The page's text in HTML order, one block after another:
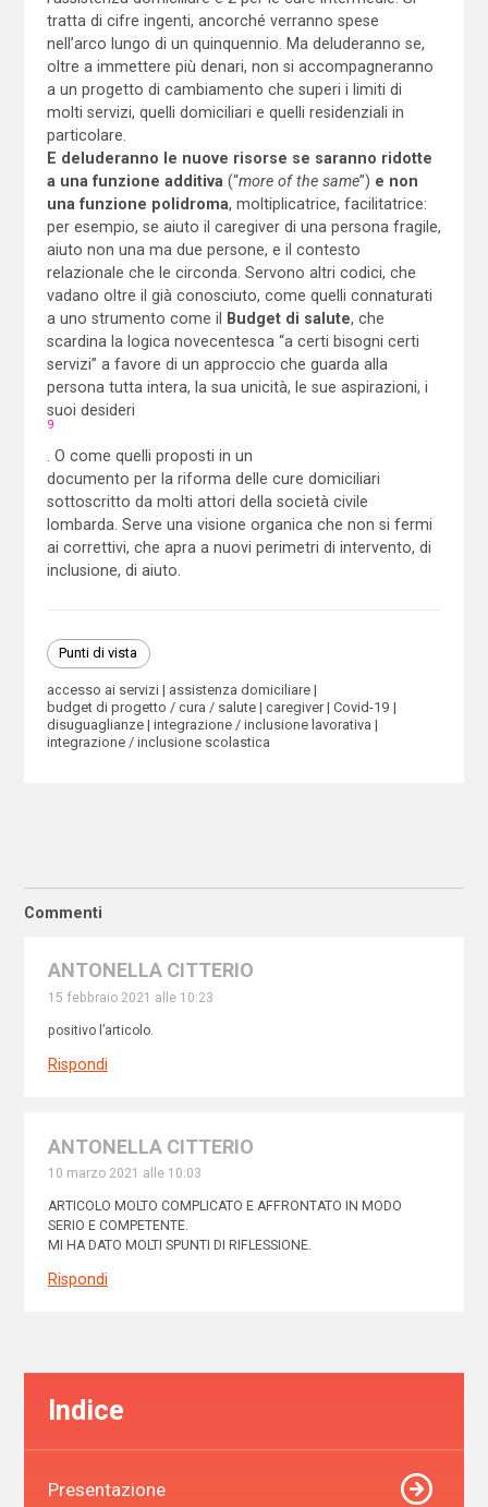
tratta di cifre ingenti, ancorché verranno spese
nell’arco lungo di un quinquennio. Ma deluderanno se,
oltre a immettere più denari, non si accompagneranno
a un progetto di cambiamento che superi i limiti di
molti servizi, quelli domiciliari e quelli residenziali in
particolare.
E deluderanno le nuove risorse se saranno ridotte
a una funzione additiva (“more of the same”) e non
una funzione polidroma, moltiplicatrice, facilitatrice:
per esempio, se aiuto il caregiver di una persona fragile,
aiuto non una ma due persone, e il contesto
relazionale che le circonda. Servono altri codici, che
vadano oltre il già conosciuto, come quelli connaturati
a uno strumento come il
Budget di salute, che
scardina la logica novecentesca “a certi bisogni certi
servizi” a favore di un approccio che guarda alla
persona tutta intera, la sua unicità, le sue aspirazioni, i
suoi desideri
9
. O come quelli proposti in un
documento per la riforma delle cure domiciliari
sottoscritto da molti attori della società civile
lombarda. Serve una visione organica che non si fermi
ai correttivi, che apra a nuovi perimetri di intervento, di
inclusione, di aiuto.
Punti di vista
accesso ai servizi
assistenza domiciliare
budget di progetto / cura / salute
caregiver
Covid-19
disuguaglianze
integrazione / inclusione lavorativa
integrazione / inclusione scolastica
Commenti
ANTONELLA CITTERIO
15 febbraio 2021 alle 10:23
positivo l’articolo.
Rispondi
ANTONELLA CITTERIO
10 marzo 2021 alle 10:03
ARTICOLO MOLTO COMPLICATO E AFFRONTATO IN MODO
SERIO E COMPETENTE.
MI HA DATO MOLTI SPUNTI DI RIFLESSIONE.
Rispondi
Indice
Presentazione